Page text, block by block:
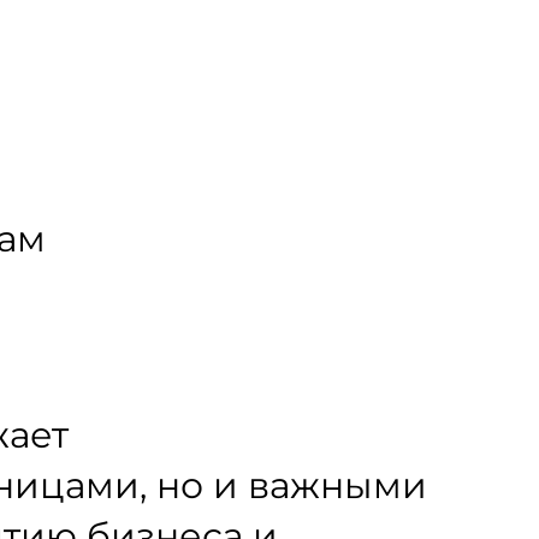
но и важными